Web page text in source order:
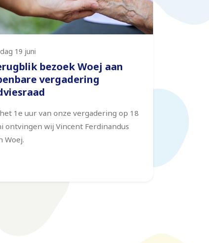
19 juni
bezoek Woej aan
vergadering
1e uur van onze vergadering op 18
ontvingen wij Vincent Ferdinandus
Woej.